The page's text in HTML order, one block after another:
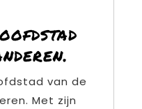
van de
Met zijn